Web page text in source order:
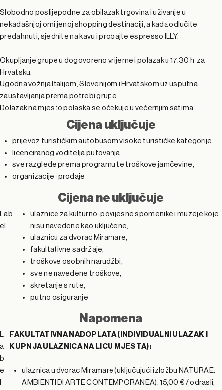
Slobodno poslijepodne za obilazak trgovina i uživanje u
nekadašnjoj omiljenoj shopping destinaciji, a kada odlučite
predahnuti, sjednite na kavu i probajte espresso ILLY.
Okupljanje grupe u dogovoreno vrijeme i polazak u 17.30 h za
Hrvatsku.
Ugodna vožnja Italijom, Slovenijom i Hrvatskom uz usputna
zaustavljanja prema potrebi grupe.
Dolazak na mjesto polaska se očekuje u večernjim satima.
Cijena uključuje
prijevoz turističkim autobusom visoke turističke kategorije,
licenciranog voditelja putovanja,
sve razglede prema programu te troškove jamčevine,
organizacije i prodaje
Cijena ne uključuje
Lab
el
ulaznice za kulturno-povijesne spomenike i muzeje koje
nisu navedene kao uključene,
ulaznicu za dvorac Miramare,
fakultativne sadržaje,
troškove osobnih narudžbi,
sve ne navedene troškove,
skretanje s rute,
putno osiguranje
Napomena
L
a
b
e
FAKULTATIVNA NADOPLATA (INDIVIDUALNI ULAZAK I
KUPNJA ULAZNICA NA LICU MJESTA):
ulaznica u dvorac Miramare (uključujući izložbu NATURAE.
AMBIENTI DI ARTE CONTEMPORANEA): 15,00 € / odrasli;